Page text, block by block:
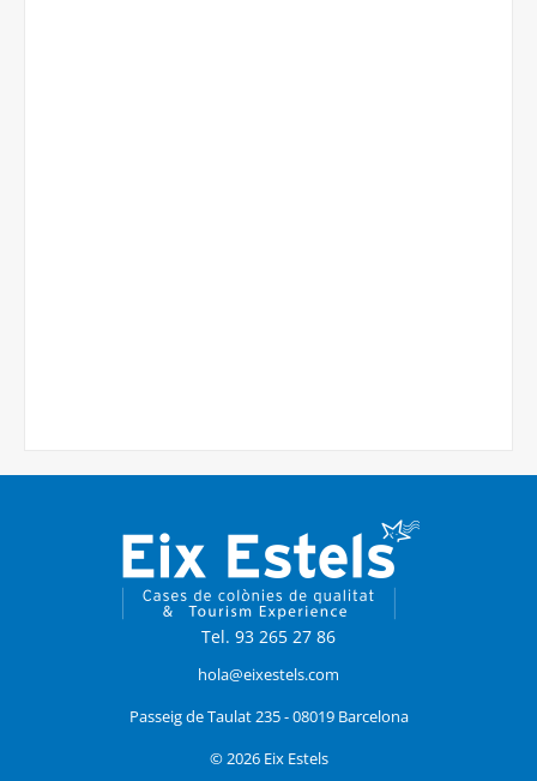
Tel. 93 265 27 86
hola@eixestels.com
Passeig de Taulat 235 - 08019 Barcelona
© 2026 Eix Estels